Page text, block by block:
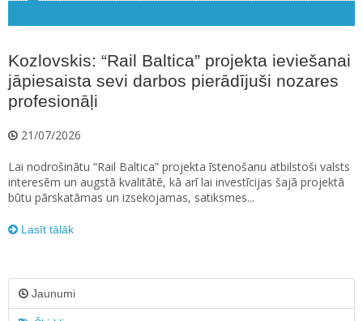
Kozlovskis: “Rail Baltica” projekta ieviešanai
jāpiesaista sevi darbos pierādījuši nozares
profesionāļi
21/07/2026
Lai nodrošinātu “Rail Baltica” projekta īstenošanu atbilstoši valsts
interesēm un augstā kvalitātē, kā arī lai investīcijas šajā projektā
būtu pārskatāmas un izsekojamas, satiksmes...
Lasīt tālāk
Jaunumi